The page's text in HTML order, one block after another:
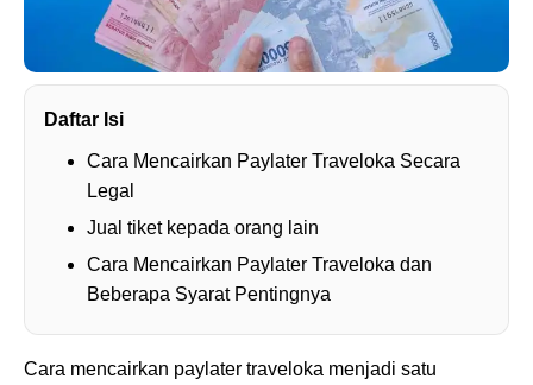
Daftar Isi
Cara Mencairkan Paylater Traveloka Secara
Legal
Jual tiket kepada orang lain
Cara Mencairkan Paylater Traveloka dan
Beberapa Syarat Pentingnya
Cara mencairkan paylater traveloka menjadi satu